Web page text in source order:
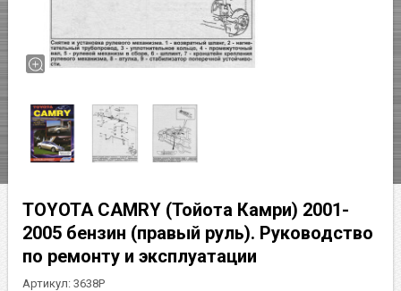
TOYOTA CAMRY (Тойота Камри) 2001-
2005 бензин (правый руль). Руководство
по ремонту и эксплуатации
Артикул:3638Р